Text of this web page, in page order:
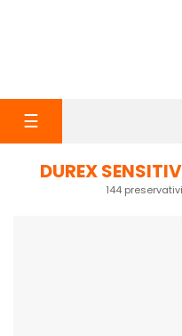
navigazione
☰
DUREX
144